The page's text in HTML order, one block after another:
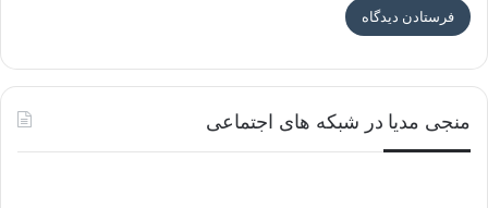
منجی مدیا در شبکه های اجتماعی